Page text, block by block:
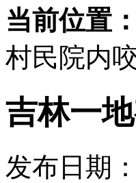
当前位置：
村民院内
吉林一
发布日期